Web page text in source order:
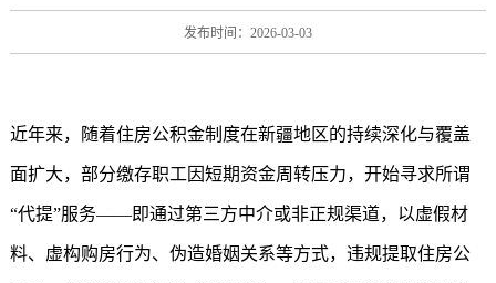
发布时间：2026-03-03
近年来，随着住房公积金制度在新疆地区的持续深化与覆盖
面扩大，部分缴存职工因短期资金周转压力，开始寻求所谓
“代提”服务——即通过第三方中介或非正规渠道，以虚假材
料、虚构购房行为、伪造婚姻关系等方式，违规提取住房公